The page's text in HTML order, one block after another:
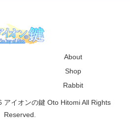
About
Shop
Rabbit
イオンの鍵 Oto Hitomi All Rights
Reserved.